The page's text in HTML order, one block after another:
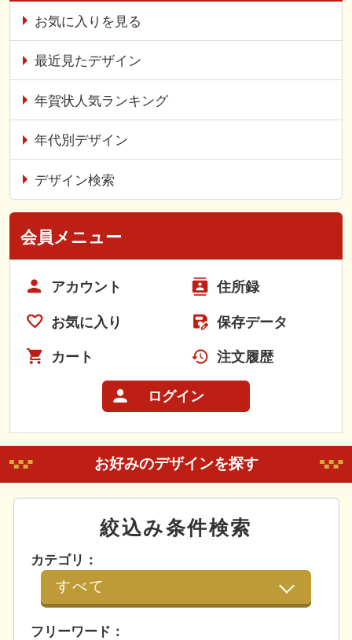
お気に入りを見る
最近見たデザイン
年賀状人気ランキング
年代別デザイン
デザイン検索
会員メニュー
アカウント 住所録
お気に入り 保存データ
カート 注文履歴
ログイン
お好みのデザインを探す
絞込み条件検索
カテゴリ：
フリーワード：